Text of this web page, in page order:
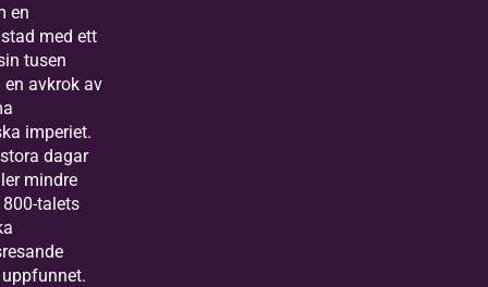
en
med ett
tusen
en avkrok av
imperiet.
dagar
mindre
talets